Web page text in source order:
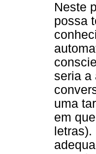
Neste
possa
seria a
uma
em